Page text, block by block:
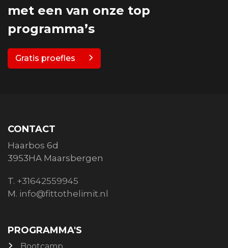
met een van onze top
programma’s
Gratis proefles
CONTACT
Haarbos 6d
3953HA Maarsbergen
T. +31642559945
M. info@fittothelimit.nl
PROGRAMMA'S